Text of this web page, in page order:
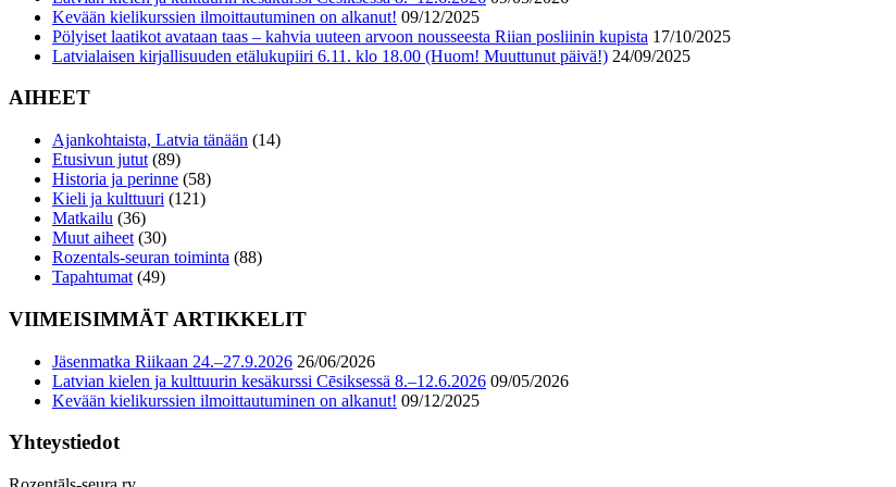
Kevään kielikurssien ilmoittautuminen on alkanut! 09/12/2025
Pölyiset laatikot avataan taas – kahvia uuteen arvoon nousseesta Riian posliinin kupista 17/10/2025
Latvialaisen kirjallisuuden etälukupiiri 6.11. klo 18.00 (Huom! Muuttunut päivä!) 24/09/2025
AIHEET
Ajankohtaista, Latvia tänään (14)
Etusivun jutut (89)
Historia ja perinne (58)
Kieli ja kulttuuri (121)
Matkailu (36)
Muut aiheet (30)
Rozentals-seuran toiminta (88)
Tapahtumat (49)
VIIMEISIMMÄT ARTIKKELIT
Jäsenmatka Riikaan 24.–27.9.2026 26/06/2026
Latvian kielen ja kulttuurin kesäkurssi Cēsiksessä 8.–12.6.2026 09/05/2026
Kevään kielikurssien ilmoittautuminen on alkanut! 09/12/2025
Yhteystiedot